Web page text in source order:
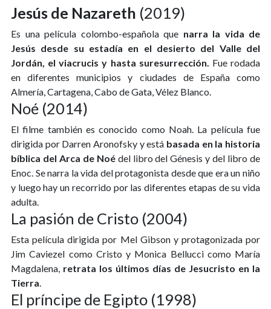
Jesús de Nazareth (2019)
Es una película colombo-española que narra la vida de
Jesús desde su estadía en el desierto del Valle del
Jordán, el viacrucis y hasta suresurrección. Fue rodada
en diferentes municipios y ciudades de España como
Almería, Cartagena, Cabo de Gata, Vélez Blanco.​
Noé (2014)
El filme también es conocido como Noah. La película fue
dirigida por Darren Aronofsky y está basada en la historia
bíblica del Arca de Noédel libro del Génesis y del libro de
Enoc. Se narra la vida del protagonista desde que era un niño
y luego hay un recorrido por las diferentes etapas de su vida
adulta.
La pasión de Cristo (2004)
Esta película dirigida por Mel Gibson y protagonizada por
Jim Caviezel como Cristo y Monica Bellucci como María
Magdalena, retrata los últimos días de Jesucristo en la
Tierra.
El príncipe de Egipto (1998)